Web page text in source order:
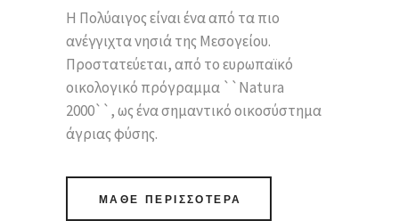
Η Πολύαιγος είναι ένα από τα πιο
ανέγγιχτα νησιά της Μεσογείου.
Προστατεύεται, από το ευρωπαϊκό
οικολογικό πρόγραμμα ``Natura
2000``, ως ένα σημαντικό οικοσύστημα
άγριας φύσης.
ΜΑΘΕ ΠΕΡΙΣΣΟΤΕΡΑ